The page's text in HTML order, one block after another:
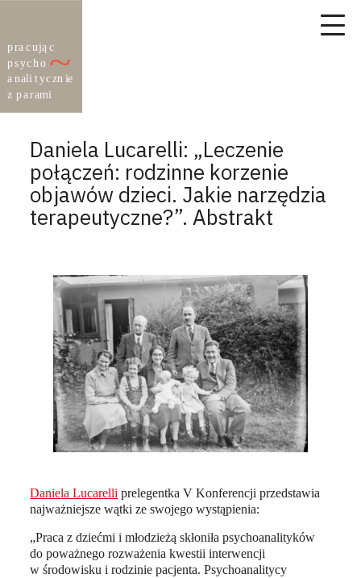
Daniela Lucarelli: „Leczenie
połączeń: rodzinne korzenie
objawów dzieci. Jakie narzędzia
terapeutyczne?”. Abstrakt
Daniela Lucarelli prelegentka V Konferencji przedstawia
najważniejsze wątki ze swojego wystąpienia:
„Praca z dziećmi i młodzieżą skłoniła psychoanalityków
do poważnego rozważenia kwestii interwencji
w środowisku i rodzinie pacjenta. Psychoanalitycy